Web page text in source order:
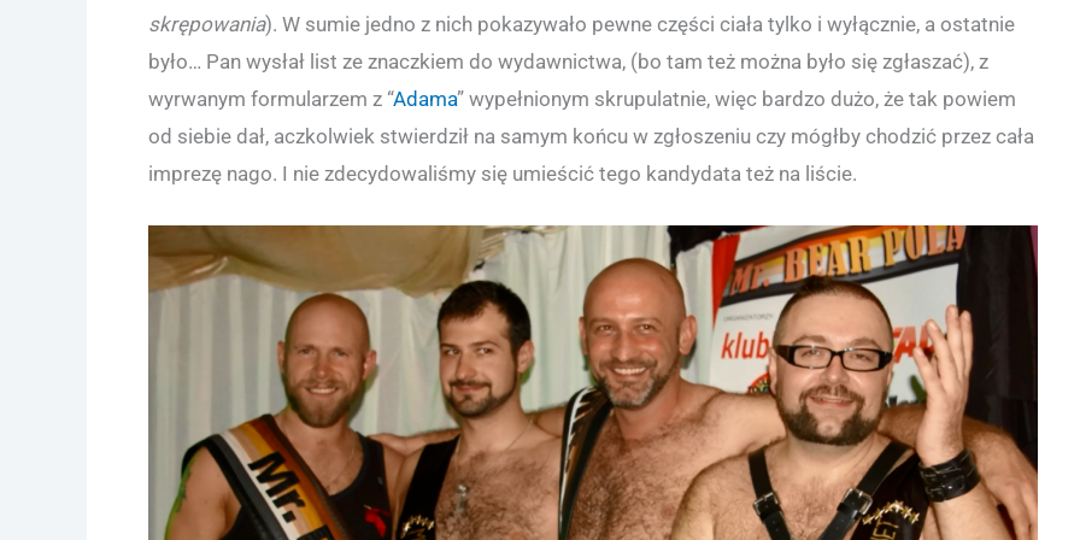
skrępowania). W sumie jedno z nich pokazywało pewne części ciała tylko i wyłącznie, a ostatnie
było… Pan wysłał list ze znaczkiem do wydawnictwa, (bo tam też można było się zgłaszać), z
wyrwanym formularzem z “Adama” wypełnionym skrupulatnie, więc bardzo dużo, że tak powiem
od siebie dał, aczkolwiek stwierdził na samym końcu w zgłoszeniu czy mógłby chodzić przez cała
imprezę nago. I nie zdecydowaliśmy się umieścić tego kandydata też na liście.